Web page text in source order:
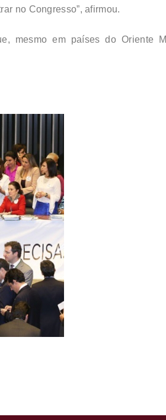
no Congresso”, afirmou.
mesmo em países do Oriente